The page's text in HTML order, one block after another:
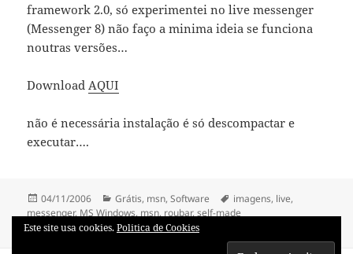
framework 2.0, só experimentei no live messenger
(Messenger 8) não faço a minima ideia se funciona
noutras versões…
DownloadAQUI
não é necessária instalação é só descompactar e
executar….
Publicado
a
04/11/2006 Categorias
Grátis, msn,Software Etiquetas
imagens, live,
messenger, MS Windows, msn, roubar,self-made
28 comentáriosem Roubar imagens do MSN (live) Messenger…
Este site usa cookies.Politica de Cookies